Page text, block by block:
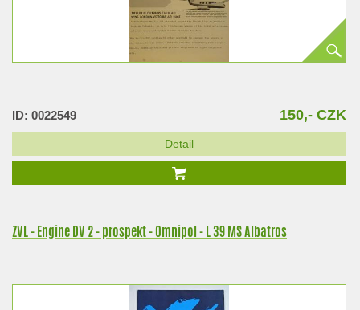
ID: 0022549 150,- CZK
Detail
ZVL - Engine DV 2 - prospekt - Omnipol - L 39 MS Albatros